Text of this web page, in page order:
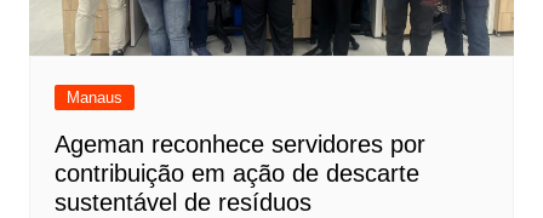
Manaus
Ageman reconhece servidores por
contribuição em ação de descarte
sustentável de resíduos